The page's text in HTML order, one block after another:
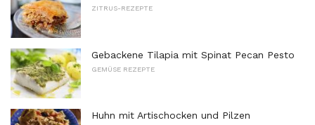
ZITRUS-REZEPTE
Gebackene Tilapia mit Spinat Pecan Pesto
GEMÜSE REZEPTE
Huhn mit Artischocken und Pilzen